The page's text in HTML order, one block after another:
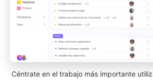
Céntrate en el trabajo más importante